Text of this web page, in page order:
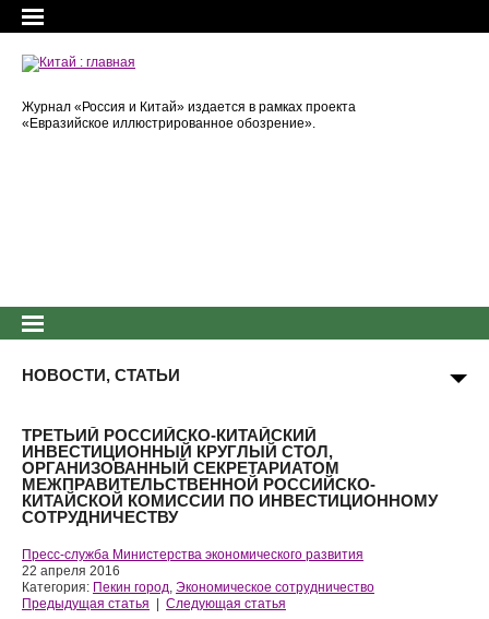
Журнал «Россия и Китай» издается в рамках проекта
«Евразийское иллюстрированное обозрение».
НОВОСТИ, СТАТЬИ
ТРЕТЬИЙ РОССИЙСКО-КИТАЙСКИЙ
ИНВЕСТИЦИОННЫЙ КРУГЛЫЙ СТОЛ,
ОРГАНИЗОВАННЫЙ СЕКРЕТАРИАТОМ
МЕЖПРАВИТЕЛЬСТВЕННОЙ РОССИЙСКО-
КИТАЙСКОЙ КОМИССИИ ПО ИНВЕСТИЦИОННОМУ
СОТРУДНИЧЕСТВУ
Пресс-служба Министерства экономического развития
22 апреля 2016
Категория: Пекин город, Экономическое сотрудничество
Предыдущая статья
Следующая статья